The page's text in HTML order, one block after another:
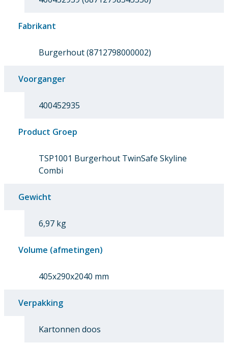
Fabrikant
Burgerhout (8712798000002)
Voorganger
400452935
Product Groep
TSP1001 Burgerhout TwinSafe Skyline
Combi
Gewicht
6,97 kg
Volume (afmetingen)
405x290x2040 mm
Verpakking
Kartonnen doos